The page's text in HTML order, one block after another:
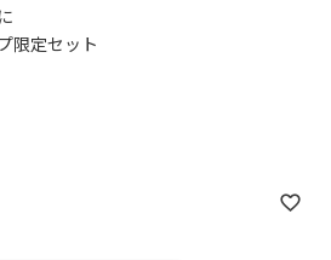
限定セット